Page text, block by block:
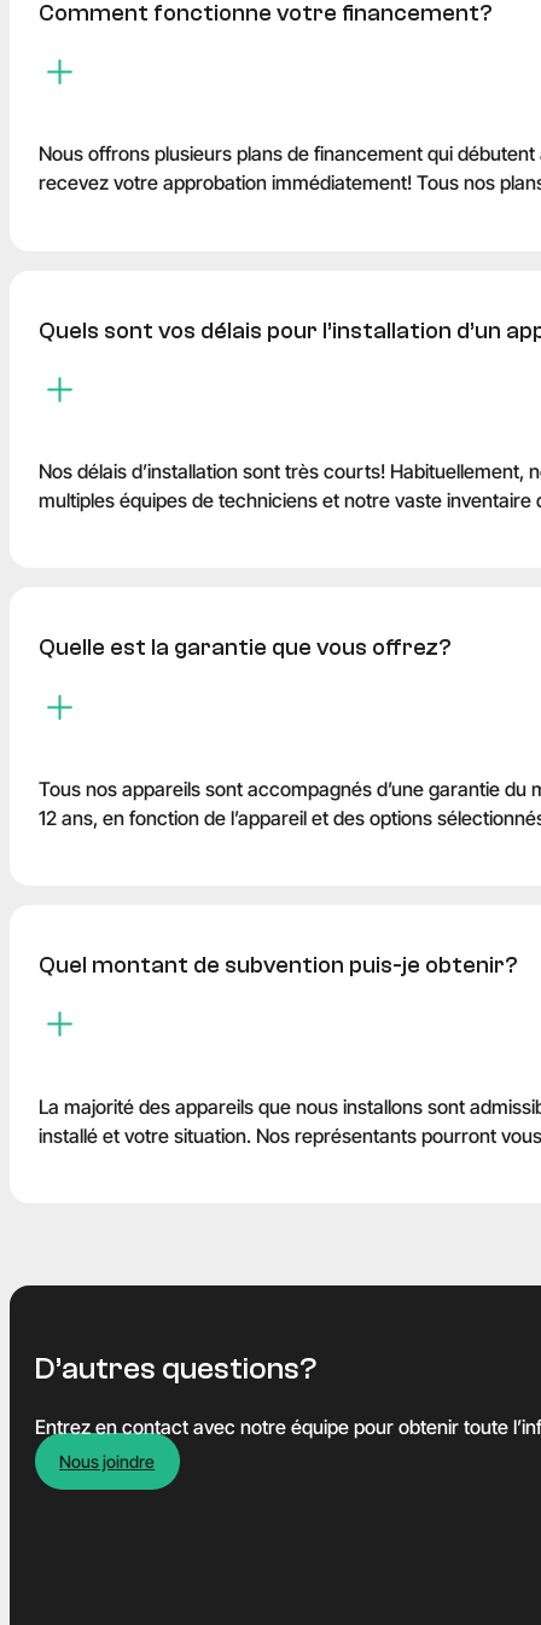
Comment fonctionne votre financement?
Nous offrons plusieurs plans de financement qui
recevez votre approbation immédiatement! Tous nos
Quels sont vos délais pour l’installation d’un
Nos délais d’installation sont très courts!
multiples équipes de techniciens et notre vaste inventaire
Quelle est la garantie que vous offrez?
Tous nos appareils sont accompagnés d’une garantie
12 ans, en fonction de l’appareil et des options
Quel montant de subvention puis-je obtenir?
La majorité des appareils que nous installons sont
installé et votre situation. Nos représentants pourront
D’autres questions?
Entrez en contact avec notre équipe pour obtenir toute
Nous joindre